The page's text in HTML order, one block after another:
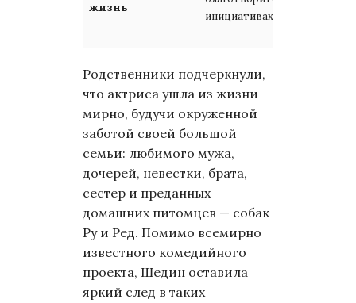
жизнь
инициативах
Родственники подчеркнули,
что актриса ушла из жизни
мирно, будучи окруженной
заботой своей большой
семьи: любимого мужа,
дочерей, невестки, брата,
сестер и преданных
домашних питомцев — собак
Ру и Ред. Помимо всемирно
известного комедийного
проекта, Шедин оставила
яркий след в таких